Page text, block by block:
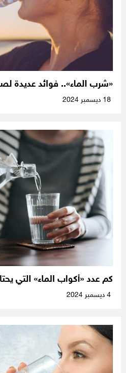
«شرب الماء».. فوائد عديدة
كم عدد «أكواب الماء» التي